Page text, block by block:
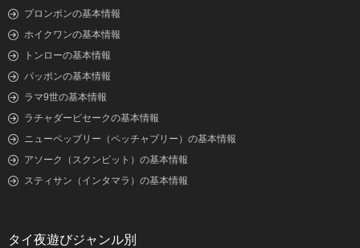
プロンポンの基本情報
ホイクワンの基本情報
トンローの基本情報
パッポンの基本情報
ラマ9世の基本情報
ラチャダーピセークの基本情報
ニューペッブリー（ペッチャブリー）の基本情報
アソーク（スクンビット）の基本情報
スティサン（インタマラ）の基本情報
タイ夜遊びジャンル別